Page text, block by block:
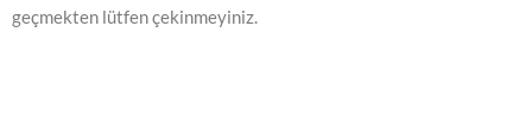
geçmekten lütfen çekinmeyiniz.